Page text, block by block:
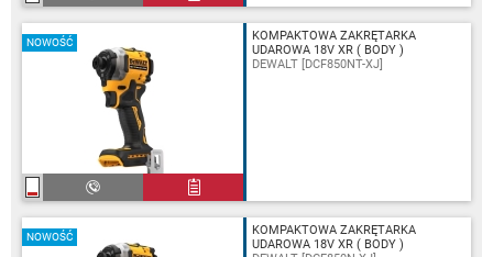
NOWOŚĆ
KOMPAKTOWA ZAKRĘTARKA
UDAROWA 18V XR ( BODY )
DEWALT [DCF850NT-XJ]
NOWOŚĆ
KOMPAKTOWA ZAKRĘTARKA
UDAROWA 18V XR ( BODY )